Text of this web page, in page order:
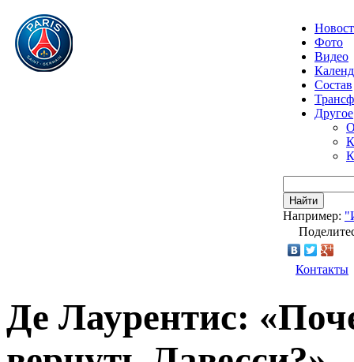
Фото
Видео
Состав
Другое
Найти
Например:
Контакты
Де Лаурентис: